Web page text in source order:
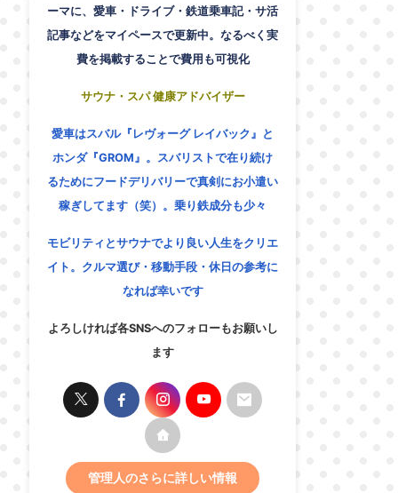
ーマに、愛車・ドライブ・鉄道乗車記・サ活
記事などをマイペースで更新中。なるべく実
費を掲載することで費用も可視化
サウナ・スパ 健康アドバイザー
愛車はスバル『レヴォーグ レイバック』と
ホンダ『GROM』。スバリストで在り続け
るためにフードデリバリーで真剣にお小遣い
稼ぎしてます（笑）。乗り鉄成分も少々
モビリティとサウナでより良い人生をクリエ
イト。クルマ選び・移動手段・休日の参考に
なれば幸いです
よろしければ各SNSへのフォローもお願いし
ます
管理人のさらに詳しい情報